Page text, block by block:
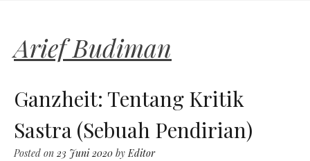
Arief Budiman
Ganzheit: Tentang Kritik
Sastra (Sebuah Pendirian)
Posted on 23 Juni 2020 byEditor